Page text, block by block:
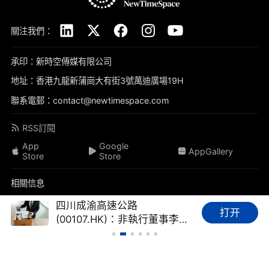
關注我們：
承印：新時空傳媒有限公司
地址：香港九龍新蒲崗大有街3號萬迪廣場19H
聯系電郵：contact@newtimespace.com
RSS訂閱
App
Store
Google
Store
AppGallery
相關信息
關於我們
免責聲明 隱私政策
加入我們
品牌素材
我要投稿 標籤庫 友情鏈接 財經FAQ
四川成渝高速公路
(00107.HK)：非執行董事李成
勇因工作變動辭任
打开